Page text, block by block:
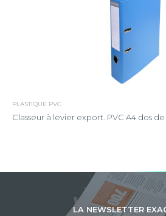
PLASTIQUE PVC
Classeur à levier export. PVC A4 dos
LA NEWSLETTER